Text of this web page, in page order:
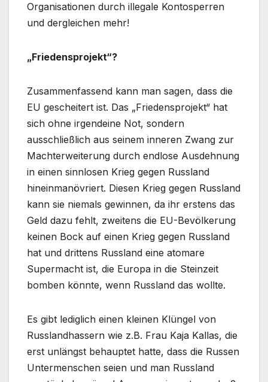
Organisationen durch illegale Kontosperren
und dergleichen mehr!
„Friedensprojekt“?
Zusammenfassend kann man sagen, dass die
EU gescheitert ist. Das „Friedensprojekt“ hat
sich ohne irgendeine Not, sondern
ausschließlich aus seinem inneren Zwang zur
Machterweiterung durch endlose Ausdehnung
in einen sinnlosen Krieg gegen Russland
hineinmanövriert. Diesen Krieg gegen Russland
kann sie niemals gewinnen, da ihr erstens das
Geld dazu fehlt, zweitens die EU-Bevölkerung
keinen Bock auf einen Krieg gegen Russland
hat und drittens Russland eine atomare
Supermacht ist, die Europa in die Steinzeit
bomben könnte, wenn Russland das wollte.
Es gibt lediglich einen kleinen Klüngel von
Russlandhassern wie z.B. Frau Kaja Kallas, die
erst unlängst behauptet hatte, dass die Russen
Untermenschen seien und man Russland